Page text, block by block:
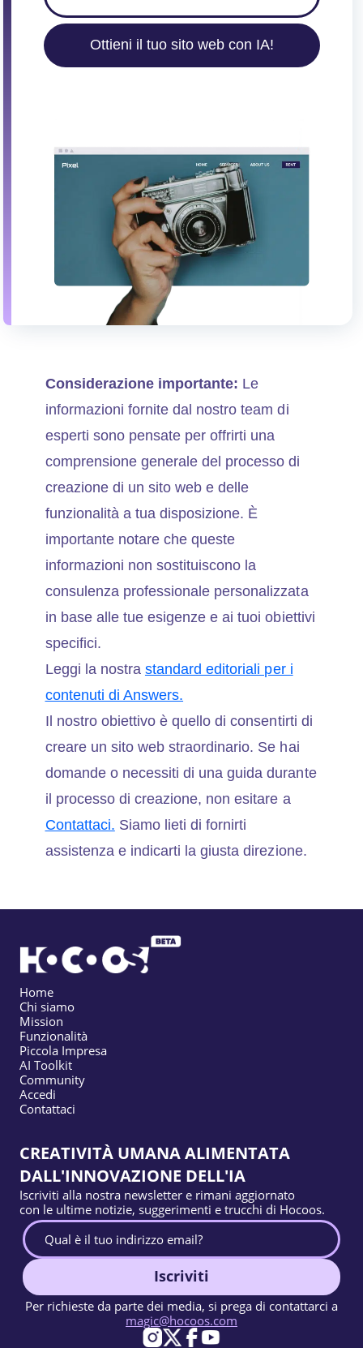
Ottieni il tuo sito web con IA!
Considerazione importante: Le
informazioni fornite dal nostro team di
esperti sono pensate per offrirti una
comprensione generale del processo di
creazione di un sito web e delle
funzionalità a tua disposizione. È
importante notare che queste
informazioni non sostituiscono la
consulenza professionale personalizzata
in base alle tue esigenze e ai tuoi obiettivi
specifici.
Leggi la nostra standard editoriali per i
contenuti di Answers.
Il nostro obiettivo è quello di consentirti di
creare un sito web straordinario. Se hai
domande o necessiti di una guida durante
il processo di creazione, non esitare a
Contattaci. Siamo lieti di fornirti
assistenza e indicarti la giusta direzione.
Home
Chi siamo
Mission
Funzionalità
Piccola Impresa
AI Toolkit
Community
Accedi
Contattaci
CREATIVITÀ UMANA ALIMENTATA
DALL'INNOVAZIONE DELL'IA
Iscriviti alla nostra newsletter e rimani aggiornato
con le ultime notizie, suggerimenti e trucchi di Hocoos.
Iscriviti
Per richieste da parte dei media, si prega di contattarci a
magic@hocoos.com